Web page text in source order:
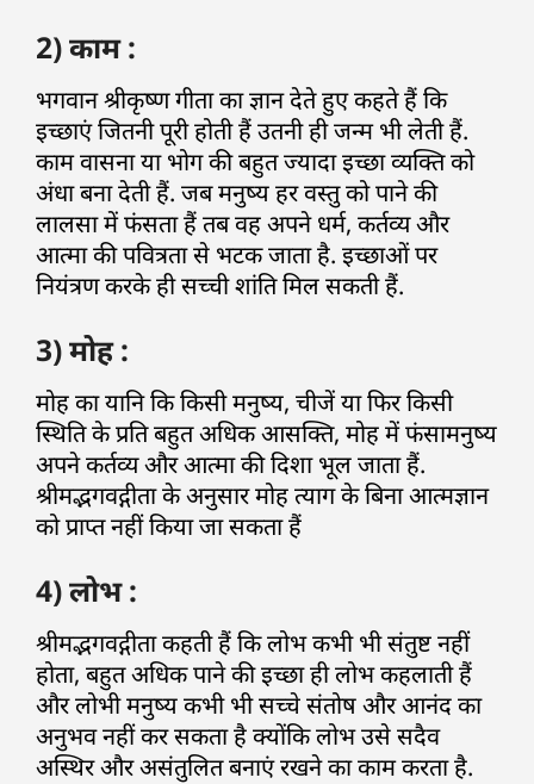
2) काम :
भगवान श्रीकृष्ण गीता का ज्ञान देते हुए कहते हैं कि
इच्छाएं जितनी पूरी होती हैं उतनी ही जन्म भी लेती हैं.
काम वासना या भोग की बहुत ज्यादा इच्छा व्यक्ति को
अंधा बना देती हैं. जब मनुष्य हर वस्तु को पाने की
लालसा में फंसता हैं तब वह अपने धर्म, कर्तव्य और
आत्मा की पवित्रता से भटक जाता है. इच्छाओं पर
नियंत्रण करके ही सच्ची शांति मिल सकती हैं.
3) मोह :
मोह का यानि कि किसी मनुष्य, चीजें या फिर किसी
स्थिति के प्रति बहुत अधिक आसक्ति, मोह में फंसामनुष्य
अपने कर्तव्य और आत्मा की दिशा भूल जाता हैं.
श्रीमद्भगवद्गीता के अनुसार मोह त्याग के बिना आत्मज्ञान
को प्राप्त नहीं किया जा सकता हैं
4) लोभ :
श्रीमद्भगवद्गीता कहती हैं कि लोभ कभी भी संतुष्ट नहीं
होता, बहुत अधिक पाने की इच्छा ही लोभ कहलाती हैं
और लोभी मनुष्य कभी भी सच्चे संतोष और आनंद का
अनुभव नहीं कर सकता है क्योंकि लोभ उसे सदैव
अस्थिर और असंतुलित बनाएं रखने का काम करता है.